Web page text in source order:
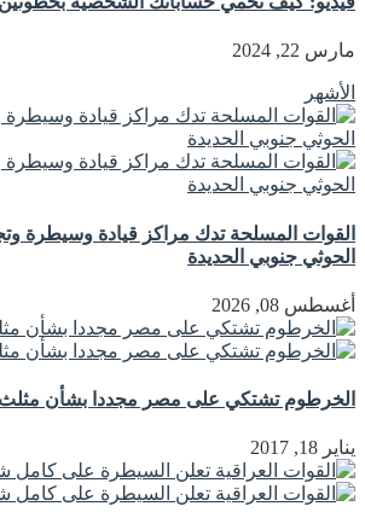
مارس 22, 2024
الأشهر
القوات المسلحة تدك مراكز قيادة وسيطرة
الحوثي جنوبي الحديدة
أغسطس 08, 2026
الخرطوم تشتكي على مصر مجددا بشأن
يناير 18, 2017